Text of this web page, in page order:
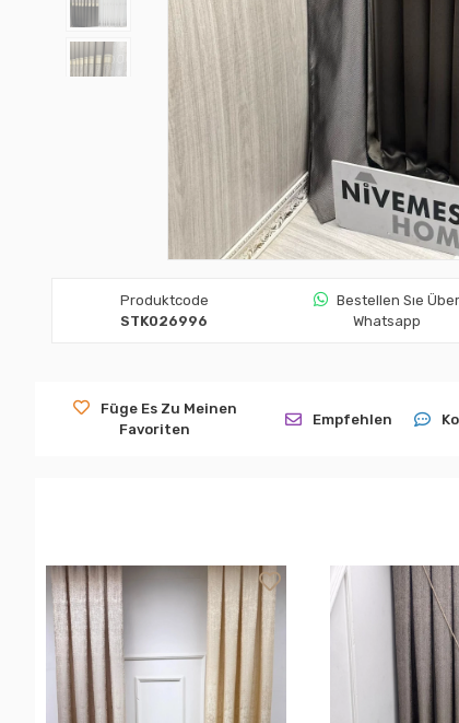
Produktcode
STK026996
Bestellen Sıe Über
Whatsapp
Füge Es Zu Meinen
Favoriten
Empfehlen